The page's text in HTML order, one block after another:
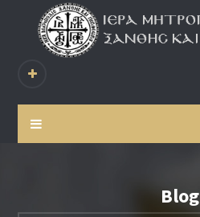
Blog